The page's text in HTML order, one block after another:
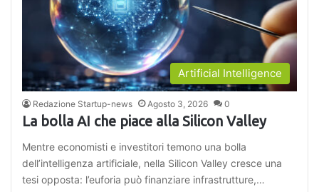
Artificial Intelligence
Redazione Startup-news Agosto 3, 2026 0
La bolla AI che piace alla Silicon Valley
Mentre economisti e investitori temono una bolla
dell’intelligenza artificiale, nella Silicon Valley cresce una
tesi opposta: l’euforia può finanziare infrastrutture,…